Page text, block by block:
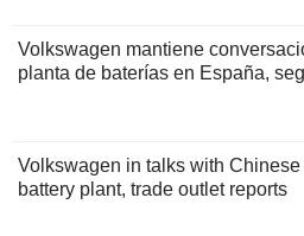
Volkswagen mantiene
planta de baterías en España,
Volkswagen in talks with
battery plant, trade outlet reports